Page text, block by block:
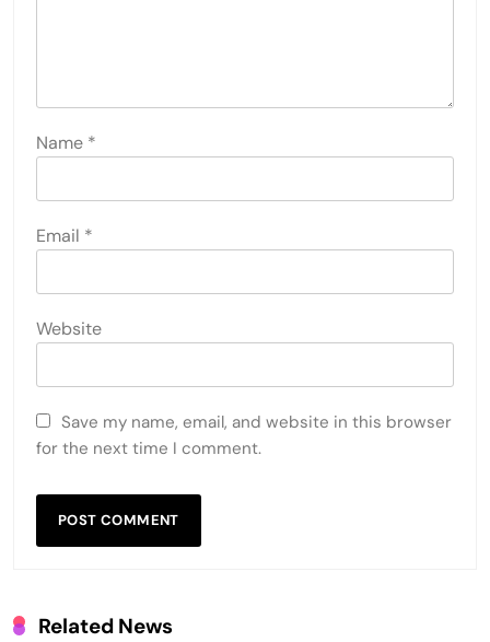
Name *
Email *
Website
Save my name, email, and website in this browser
for the next time I comment.
Related News